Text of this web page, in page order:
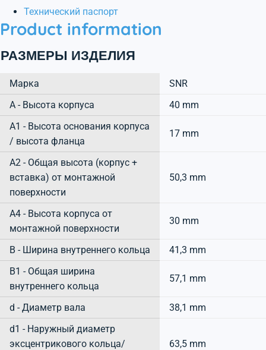
Технический паспорт
Product information
РАЗМЕРЫ ИЗДЕЛИЯ
Марка
SNR
А - Высота корпуса
40 mm
A1 - Высота основания корпуса
/ высота фланца
17 mm
A2 - Общая высота (корпус +
вставка) от монтажной
поверхности
50,3 mm
A4 - Высота корпуса от
монтажной поверхности
30 mm
B - Ширина внутреннего кольца
41,3 mm
B1 - Общая ширина
внутреннего кольца
57,1 mm
d - Диаметр вала
38,1 mm
d1 - Наружный диаметр
эксцентрикового кольца/
63,5 mm